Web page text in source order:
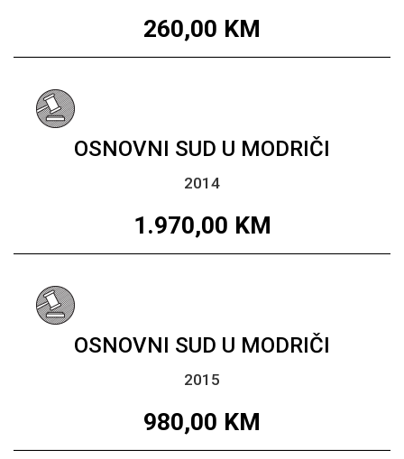
260,00 KM
OSNOVNI SUD U MODRIČI
2014
1.970,00 KM
OSNOVNI SUD U MODRIČI
2015
980,00 KM